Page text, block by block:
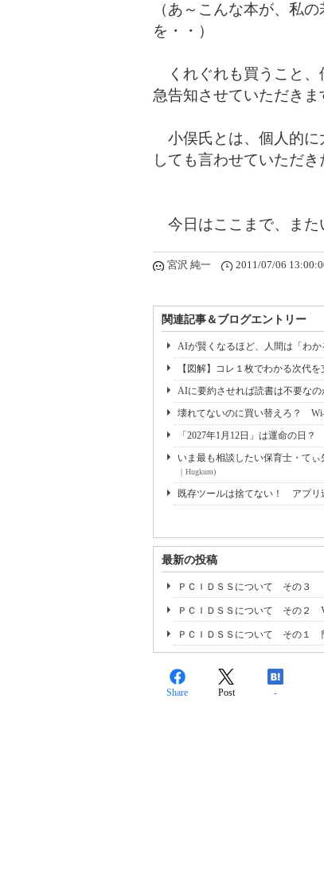
（あ～こんな本が、私
を・・）
くれぐれも買うこと、
急告知させていただきま
小俣氏とは、個人的に
しても言わせていただ
今日はここまで、また
宮沢 純一 2011/07/06
関連記事＆ブログエントリー
AIが賢くなるほど、人間は「わ
【図解】コレ１枚でわかる次代
AIに要約させれば読書は不要な
壊れてないのに買い替えろ？
「2027年1月12日」は運命の日
いま最も相談したい保育士・て
｜Hugkum)
既存ツールは捨てない！ アプリ
最新の投稿
ＰＣＩＤＳＳについて その３
ＰＣＩＤＳＳについて その２
ＰＣＩＤＳＳについて その１
Share Post -